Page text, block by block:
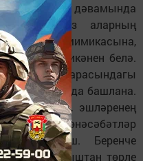
кирәк. Көн дәвамында
чөнки без аларның
сүзенә, мимикасына,
юнәлергә икәнен белә.
арасындагы
артканда башлана.
сүзләре, эшләренең
Сезнең мөнәсәбәтләр
тиеш. Беренче
тормыштан төрле